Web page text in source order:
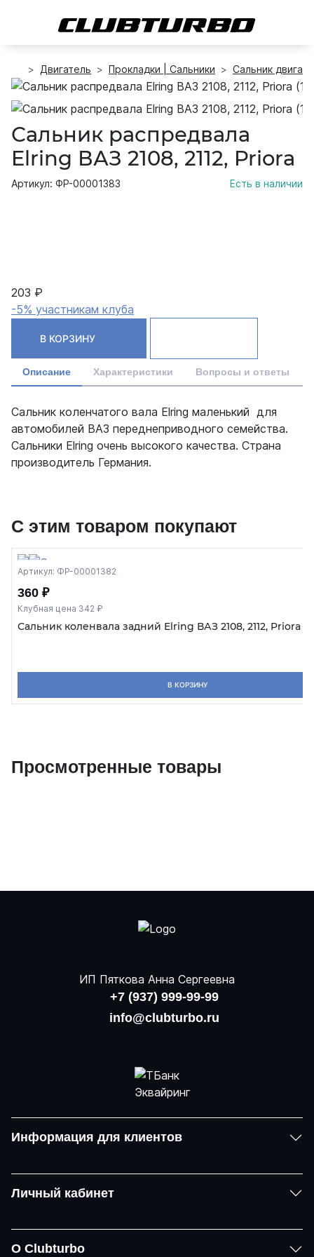
Двигатель Прокладки | Сальники Сальник
Сальник распредвала
Elring ВАЗ 2108, 2112, Priora
Артикул: ФР-00001383 Есть в наличии
203 ₽
-5% участникам клуба
В КОРЗИНУ
Описание Характеристики Вопросы и ответы
Сальник коленчатого вала Elring маленький для
автомобилей ВАЗ переднеприводного семейства.
Сальники Elring очень высокого качества. Страна
производитель Германия.
С этим товаром покупают
Артикул: ФР-00001382
360 ₽
Клубная цена 342 ₽
Сальник коленвала задний Elring ВАЗ 2108, 2112, Priora
В КОРЗИНУ
Просмотренные товары
ИП Пяткова Анна Сергеевна
+7 (937) 999-99-99
info@clubturbo.ru
Информация для клиентов
Личный кабинет
О Clubturbo